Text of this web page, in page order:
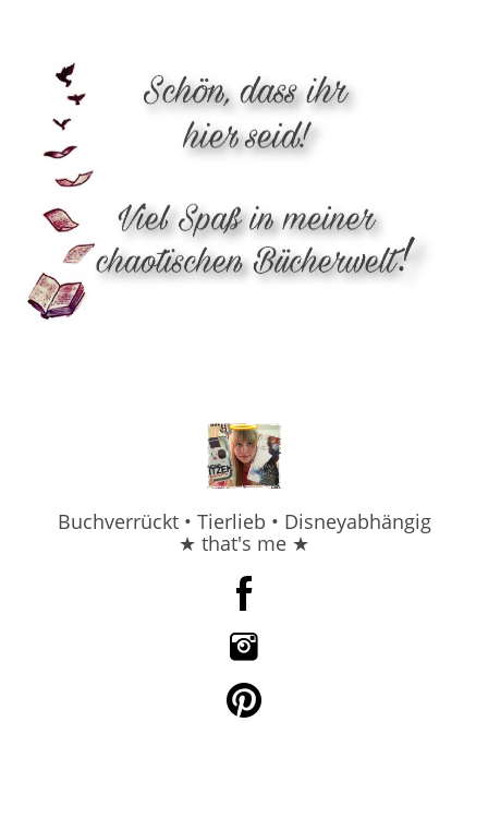
Buchverrückt • Tierlieb • Disneyabhängig
★ that's me ★